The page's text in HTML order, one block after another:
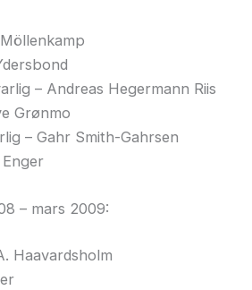
– Andreas Hegermann Riis
Grønmo
– Gahr Smith-Gahrsen
– mars 2009:
Haavardsholm